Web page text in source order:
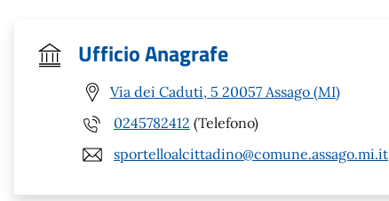
Ufficio Anagrafe
Via dei Caduti, 5 20057 Assago (MI)
0245782412 (Telefono)
sportelloalcittadino@comune.assago.mi.it